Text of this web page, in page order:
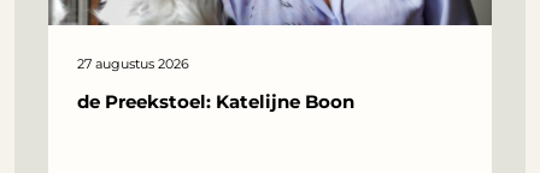
27 augustus 2026
de Preekstoel: Katelijne Boon